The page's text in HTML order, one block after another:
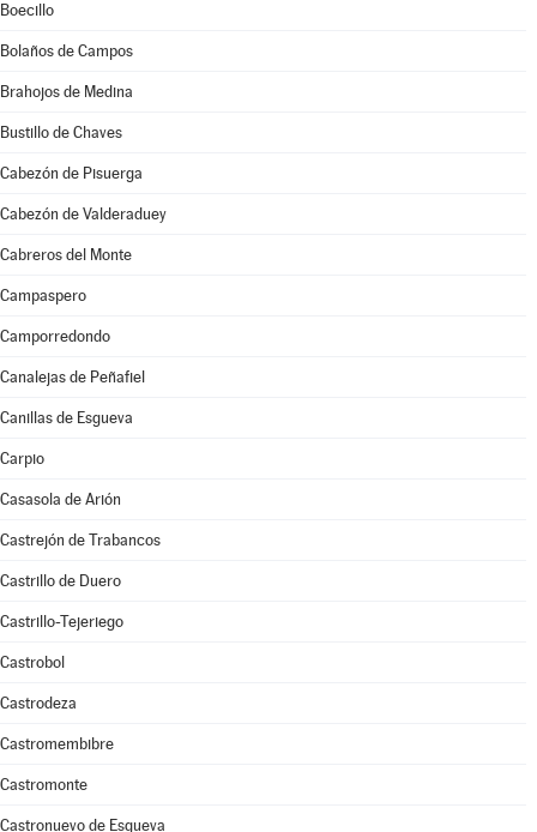
Boecillo
Bolaños de Campos
Brahojos de Medina
Bustillo de Chaves
Cabezón de Pisuerga
Cabezón de Valderaduey
Cabreros del Monte
Campaspero
Camporredondo
Canalejas de Peñafiel
Canillas de Esgueva
Carpio
Casasola de Arión
Castrejón de Trabancos
Castrillo de Duero
Castrillo-Tejeriego
Castrobol
Castrodeza
Castromembibre
Castromonte
Castronuevo de Esgueva